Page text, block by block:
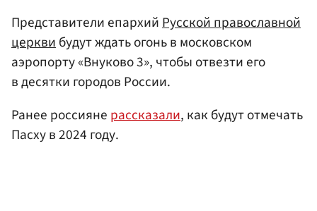
Представители епархийРусской православной
церквибудут ждать огонь в московском
аэропорту «Внуково 3», чтобы отвезти его
в десятки городов России.
Ранее россияне рассказали, как будут отмечать
Пасху в 2024 году.